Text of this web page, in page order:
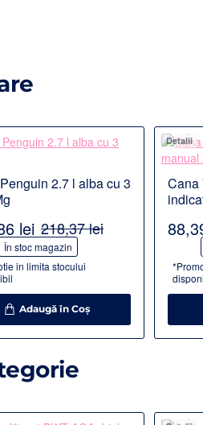
2.7 l alba cu 3
În stoc magazin
in limita stocului
lei 218,37 lei
Adaugă în Coş
Detalii
Cana